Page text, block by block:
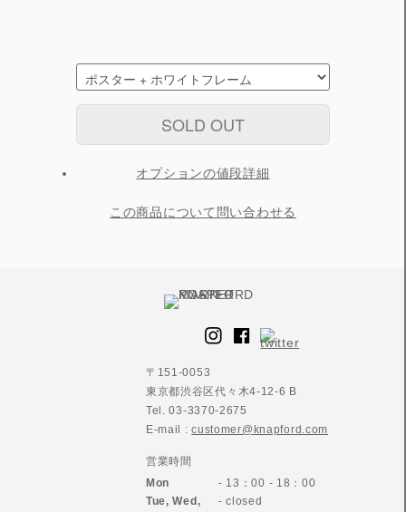
SOLD OUT
オプションの値段詳細
この商品について問い合わせる
〒151-0053
東京都渋谷区代々木4-12-6 B
Tel. 03-3370-2675
E-mail :customer@knapford.com
営業時間
Mon
- 13：00 - 18：00
Tue, Wed,
- closed